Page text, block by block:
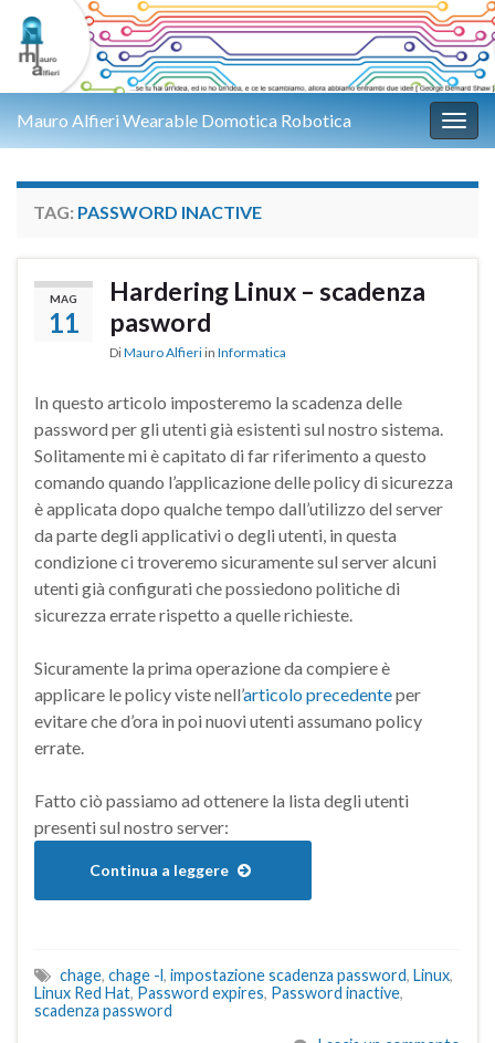
Mauro Alfieri Wearable Domotica Robotica
TAG: PASSWORD INACTIVE
MAG
11
Hardering Linux – scadenza
pasword
DiMauro Alfieri in Informatica
In questo articolo imposteremo la scadenza delle
password per gli utenti già esistenti sul nostro sistema.
Solitamente mi è capitato di far riferimento a questo
comando quando l’applicazione delle policy di sicurezza
è applicata dopo qualche tempo dall’utilizzo del server
da parte degli applicativi o degli utenti, in questa
condizione ci troveremo sicuramente sul server alcuni
utenti già configurati che possiedono politiche di
sicurezza errate rispetto a quelle richieste.
Sicuramente la prima operazione da compiere è
applicare le policy viste nell’articolo precedenteper
evitare che d’ora in poi nuovi utenti assumano policy
errate.
Fatto ciò passiamo ad ottenere la lista degli utenti
presenti sul nostro server:
Continua a leggere
chage, chage -l, impostazione scadenza password, Linux,
Linux Red Hat, Password expires, Password inactive,
scadenza password